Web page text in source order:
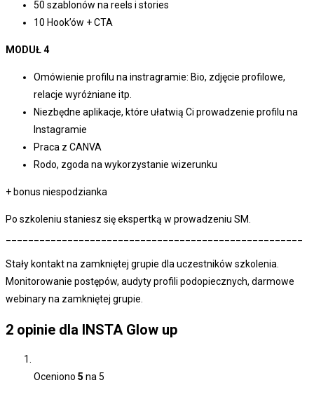
50 szablonów na reels i stories
10 Hook’ów + CTA
MODUŁ 4
Omówienie profilu na instragramie: Bio, zdjęcie profilowe,
relacje wyróżniane itp.
Niezbędne aplikacje, które ułatwią Ci prowadzenie profilu na
Instagramie
Praca z CANVA
Rodo, zgoda na wykorzystanie wizerunku
+ bonus niespodzianka
Po szkoleniu staniesz się ekspertką w prowadzeniu SM.
Stały kontakt na zamkniętej grupie dla uczestników szkolenia.
Monitorowanie postępów, audyty profili podopiecznych, darmowe
webinary na zamkniętej grupie.
2 opinie dla INSTA Glow up
Oceniono 5 na 5